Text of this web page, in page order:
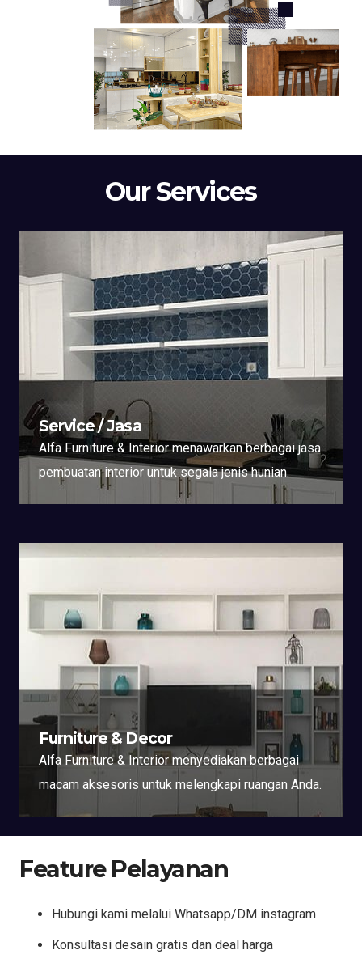
Our Services
Service / Jasa
Alfa Furniture & Interior menawarkan berbagai jasa
pembuatan interior untuk segala jenis hunian.
Furniture & Decor
Alfa Furniture & Interior menyediakan berbagai
macam aksesoris untuk melengkapi ruangan Anda.
Feature Pelayanan
Hubungi kami melalui Whatsapp/DM instagram
Konsultasi desain gratis dan deal harga